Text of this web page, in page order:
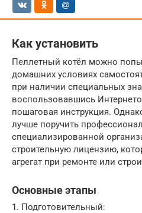
Как установить
Пеллетный котёл можно
домашних условиях
при наличии специальных
воспользовавшись
пошаговая инструкция.
лучше поручить
специализированной
строительную лицензию,
агрегат при ремонте или
Основные этапы
1. Подготовительный: